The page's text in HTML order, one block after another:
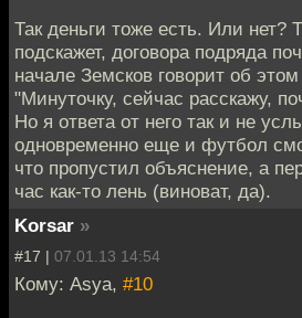
Так деньги тоже есть. Или нет?
подскажет, договора подряда
начале Земсков говорит об
"Минуточку, сейчас расскажу,
Но я ответа от него так и не
одновременно еще и футбол
что пропустил объяснение, а
час как-то лень (виноват, да).
Korsar »
#17 | 07.01.13 14:54
Кому: Asya, #10